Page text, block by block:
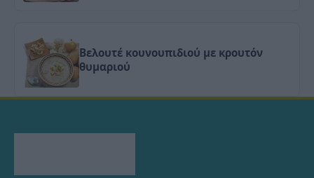
Βελουτέ κουνουπιδιού με κρουτόν
θυμαριού